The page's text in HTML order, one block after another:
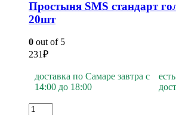
Простыня SMS стандарт
20шт
0 out of 5
231₽
доставка по Самаре завтра с
14:00 до 18:00